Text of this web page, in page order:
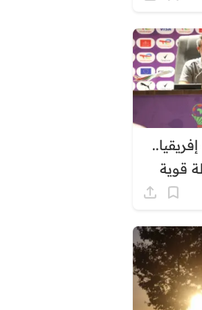
قوية